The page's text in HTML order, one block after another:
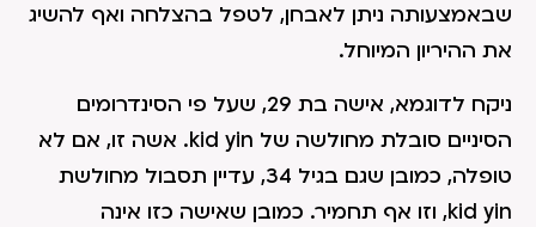
שבאמצעותה ניתן לאבחן, לטפל בהצלחה ואף להשיג
את ההיריון המיוחל.
ניקח לדוגמא, אישה בת 29, שעל פי הסינדרומים
הסיניים סובלת מחולשה של kid yin. אשה זו, אם לא
טופלה, כמובן שגם בגיל 34, עדיין תסבול מחולשת
kid yin, וזו אף תחמיר. כמובן שאישה כזו אינה